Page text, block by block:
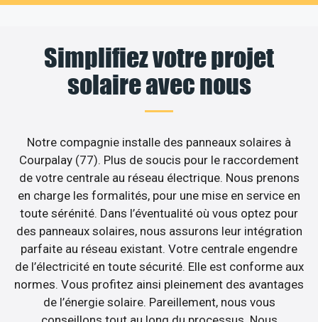
Simplifiez votre projet
solaire avec nous
Notre compagnie installe des panneaux solaires à
Courpalay (77). Plus de soucis pour le raccordement
de votre centrale au réseau électrique. Nous prenons
en charge les formalités, pour une mise en service en
toute sérénité. Dans l’éventualité où vous optez pour
des panneaux solaires, nous assurons leur intégration
parfaite au réseau existant. Votre centrale engendre
de l’électricité en toute sécurité. Elle est conforme aux
normes. Vous profitez ainsi pleinement des avantages
de l’énergie solaire. Pareillement, nous vous